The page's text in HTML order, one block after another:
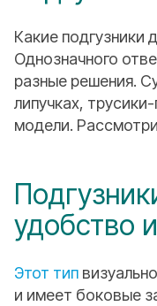
Какие подгузники
Однозначного
разные решения.
липучках,
модели.
удобство
Этот тип
и имеет боковые